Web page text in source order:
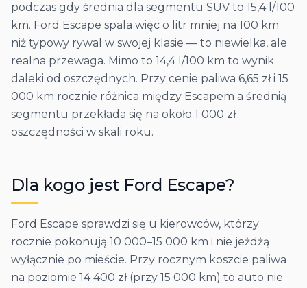
podczas gdy średnia dla segmentu SUV to 15,4 l/100
km. Ford Escape spala więc o litr mniej na 100 km
niż typowy rywal w swojej klasie — to niewielka, ale
realna przewaga. Mimo to 14,4 l/100 km to wynik
daleki od oszczędnych. Przy cenie paliwa 6,65 zł i 15
000 km rocznie różnica między Escapem a średnią
segmentu przekłada się na około 1 000 zł
oszczędności w skali roku.
Dla kogo jest Ford Escape?
Ford Escape sprawdzi się u kierowców, którzy
rocznie pokonują 10 000–15 000 km i nie jeżdżą
wyłącznie po mieście. Przy rocznym koszcie paliwa
na poziomie 14 400 zł (przy 15 000 km) to auto nie